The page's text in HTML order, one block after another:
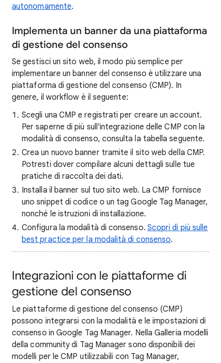
autonomamente.
Implementa un banner da una piattaforma
di gestione del consenso
Se gestisci un sito web, il modo più semplice per
implementare un banner del consenso è utilizzare una
piattaforma di gestione del consenso (CMP). In
genere, il workflow è il seguente:
Scegli una CMP e registrati per creare un account.
Per saperne di più sull'integrazione delle CMP con la
modalità di consenso, consulta la tabella seguente.
Crea un nuovo banner tramite il sito web della CMP.
Potresti dover compilare alcuni dettagli sulle tue
pratiche di raccolta dei dati.
Installa il banner sul tuo sito web. La CMP fornisce
uno snippet di codice o un tag Google Tag Manager,
nonché le istruzioni di installazione.
Configura la modalità di consenso. Scopri di più sulle
best practice per la modalità di consenso.
Integrazioni con le piattaforme di
gestione del consenso
Le piattaforme di gestione del consenso (CMP)
possono integrarsi con la modalità e le impostazioni di
consenso in Google Tag Manager. Nella Galleria modelli
della community di Tag Manager sono disponibili dei
modelli per le CMP utilizzabili con Tag Manager,